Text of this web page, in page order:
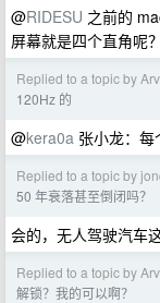
@RIDESU 之前的
屏幕就是四个直角呢？
Replied to a topic by
120Hz 的
@kera0a 张小龙：
Replied to a topic by
50 年衰落甚至倒闭吗？
会的，无人驾驶汽车
Replied to a topic by
解锁？我的可以啊？